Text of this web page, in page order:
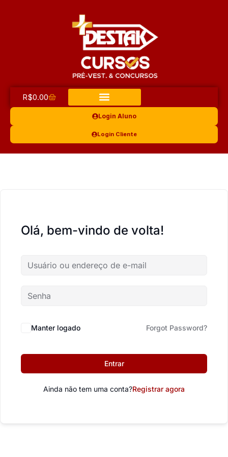
R$0.00
Login Aluno
Login Cliente
Olá, bem-vindo de volta!
Manter logado Forgot Password?
Entrar
Ainda não tem uma conta?Registrar agora